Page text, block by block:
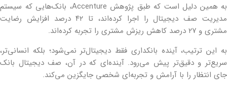
به همین دلیل است که طبق پژوهش Accenture، بانک‌هایی که سیستم
مدیریت صف دیجیتال را اجرا کرده‌اند، تا ۴۲ درصد افزایش رضایت
مشتری و ۲۷ درصد کاهش ریزش مشتری را تجربه کرده‌اند.
به این ترتیب، آینده بانکداری فقط دیجیتال‌تر نمی‌شود؛ بلکه انسانی‌تر،
سریع‌تر و دقیق‌تر پیش می‌رود. آینده‌ای که در آن، صف دیجیتال بانک
جای انتظار را با آرامش و تجربه‌ای شخصی جایگزین می‌کند.